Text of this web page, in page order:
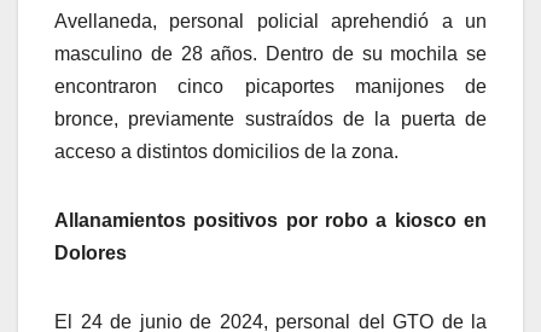
Avellaneda, personal policial aprehendió a un
masculino de 28 años. Dentro de su mochila se
encontraron cinco picaportes manijones de
bronce, previamente sustraídos de la puerta de
acceso a distintos domicilios de la zona.
Allanamientos positivos por robo a kiosco en
Dolores
El 24 de junio de 2024, personal del GTO de la